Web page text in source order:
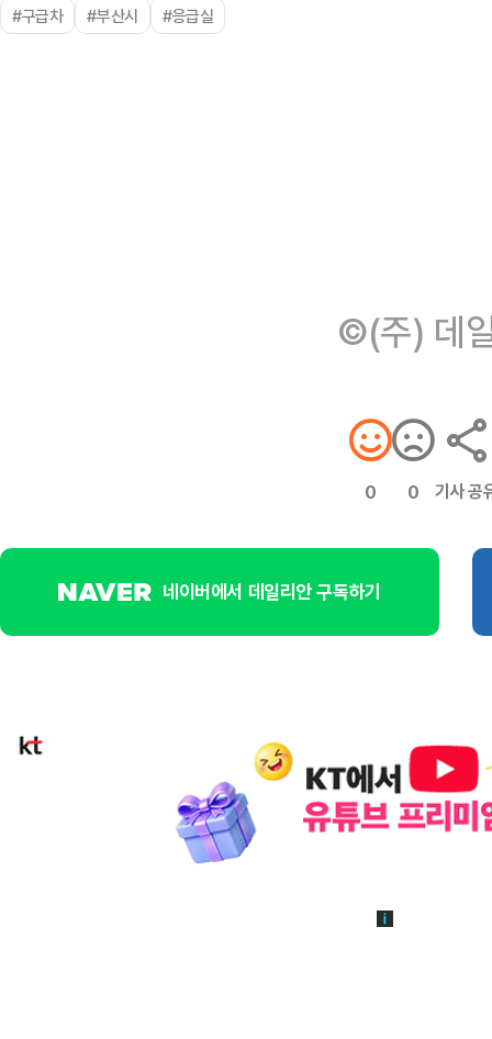
#구급차 #부산시 #응급실
©(주) 데
0 0 기사 공
네이버에서 데일리안 구독하기